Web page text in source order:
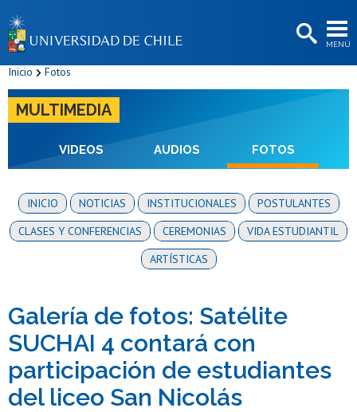
MENÚ
BIBLIOTECAS
Estudiantes
Funcionarias/os
Egresadas/os
Inicio Fotos
MULTIMEDIA
VIDEOS AUDIOS FOTOS
INICIO NOTICIAS INSTITUCIONALES
POSTULANTES
CLASES Y CONFERENCIAS
CEREMONIAS
VIDA ESTUDIANTIL
ARTÍSTICAS
Galería de fotos: Satélite
SUCHAI 4 contará con
participación de estudiantes
del liceo San Nicolás